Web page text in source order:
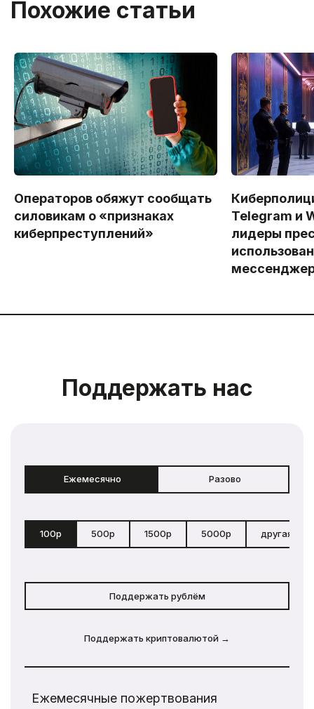
Похожие статьи
Операторов обяжут сообщать
силовикам о «признаках
киберпреступлений»
Telegram и
лидеры
Поддержать нас
Ежемесячно Разово
100р 500р 1500р 5000р другая
Поддержать рублём
Поддержать криптовалютой →
Ежемесячные пожертвования